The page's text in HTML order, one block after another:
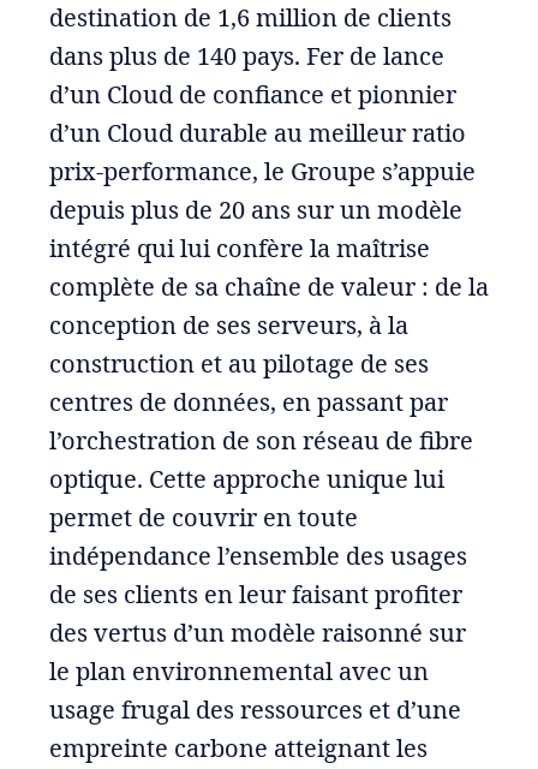
destination de 1,6 million de clients
dans plus de 140 pays. Fer de lance
d’un Cloud de confiance et pionnier
d’un Cloud durable au meilleur ratio
prix-performance, le Groupe s’appuie
depuis plus de 20 ans sur un modèle
intégré qui lui confère la maîtrise
complète de sa chaîne de valeur : de la
conception de ses serveurs, à la
construction et au pilotage de ses
centres de données, en passant par
l’orchestration de son réseau de fibre
optique. Cette approche unique lui
permet de couvrir en toute
indépendance l’ensemble des usages
de ses clients en leur faisant profiter
des vertus d’un modèle raisonné sur
le plan environnemental avec un
usage frugal des ressources et d’une
empreinte carbone atteignant les